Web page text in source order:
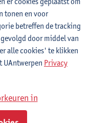
tonen en voor
betreffen de tracking
door middel van
alle cookies' te klikken
UAntwerpen Privacy
in